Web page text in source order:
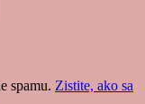
spamu. Zistite, ako sa